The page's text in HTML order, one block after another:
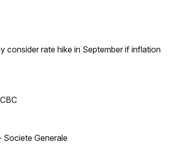
consider rate hike in September if inflation
Societe Generale